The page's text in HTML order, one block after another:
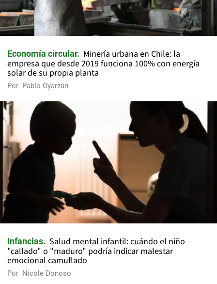
Economía circular
Minería urbana en Chile: la
empresa que desde 2019 funciona 100% con energía
solar de su propia planta
Por Pablo Oyarzún
Infancias
Salud mental infantil: cuándo el niño
"callado" o "maduro" podría indicar malestar
emocional camuflado
Por Nicole Donoso